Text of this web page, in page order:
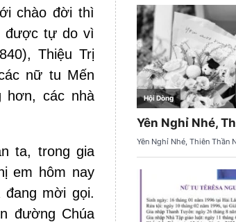
chào đời thì
được tự do vì
Thiệu Trị
nữ tu Mến
hơn, các nhà
ta, trong gia
em hôm nay
mời gọi.
đường Chúa